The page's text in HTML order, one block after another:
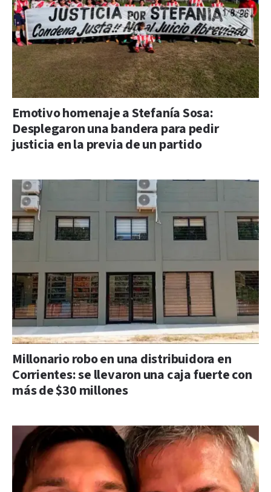
Emotivo homenaje a Stefanía Sosa:
Desplegaron una bandera para pedir
justicia en la previa de un partido
Millonario robo en una distribuidora en
Corrientes: se llevaron una caja fuerte con
más de $30 millones